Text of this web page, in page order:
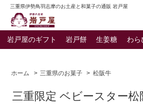
三重県伊勢鳥羽志摩のお土産と和菓子の通販 岩戸屋
岩戸屋のギフト 岩戸餅 生姜糖 わら
ホーム > 三重県のお菓子 > 松阪牛
三重限定 ベビースター松